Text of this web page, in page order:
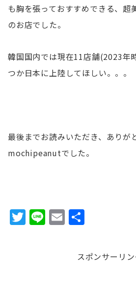
も胸を張っておすすめできる、超
のお店でした。
韓国国内では現在11店舗(2023年
つか日本に上陸してほしい。。。
最後までお読みいただき、ありが
mochipeanutでした。
T Li E
aiスポンサーリン